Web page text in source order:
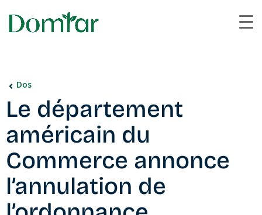
Dos
Le département
américain du
Commerce annonce
l’annulation de